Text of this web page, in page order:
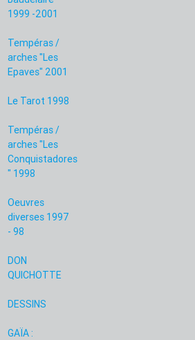
1999 -2001
Tempéras /
arches "Les
Epaves" 2001
Le Tarot 1998
Tempéras /
arches "Les
Conquistadores
" 1998
Oeuvres
diverses 1997
- 98
DON
QUICHOTTE
DESSINS
GAÏA :